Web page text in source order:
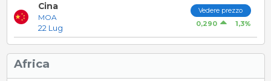
Cina
MOA
22 Lug
Vedere prezzo
0,290
1,3%
Africa